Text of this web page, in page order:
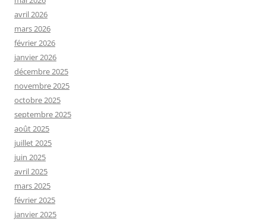
avril 2026
mars 2026
février 2026
janvier 2026
décembre 2025
novembre 2025
octobre 2025
septembre 2025
août 2025
juillet 2025
juin 2025
avril 2025
mars 2025
février 2025
janvier 2025